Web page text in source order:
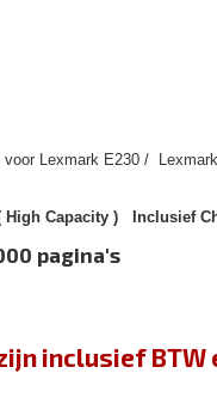
voor Lexmark E230 /
High Capacity ) Inclusief
pagina's
inclusief